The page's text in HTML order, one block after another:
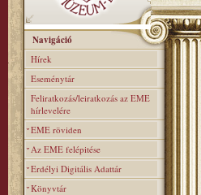
Navigáció
Hírek
Eseménytár
Feliratkozás/leiratkozás az EME
hírlevelére
EME röviden
Az EME felépitése
Erdélyi Digitális Adattár
Könyvtár